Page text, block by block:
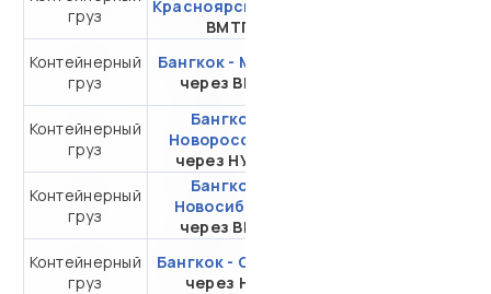
груз
Красноярск
ВМТП
Контейнерный
груз
Бангкок - Москва
через ВМТП
Контейнерный
груз
Бангкок -
Новороссийск
через НУТЭП
Контейнерный
груз
Бангкок -
Новосибирск
через ВМТП
Контейнерный
груз
Бангкок - Самара
через НЛЭ